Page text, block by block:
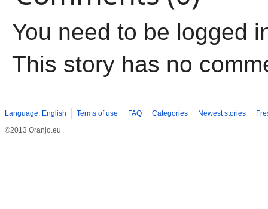
You need to be logged
This story has no
Language: English Terms of use FAQ Categories Newest stories
©2013 Oranjo.eu